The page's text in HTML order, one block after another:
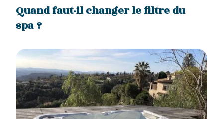
Quand faut-il changer le filtre du
spa ?